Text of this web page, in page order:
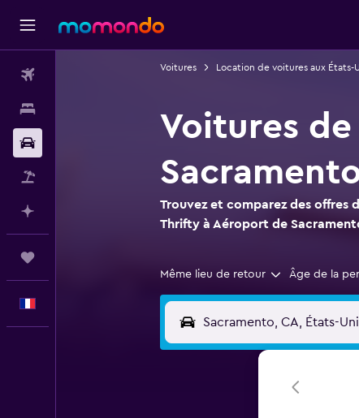
Voitures Location de voitures aux États-
Voitures
Trouvez et comparez des offres
Thrifty à Aéroport de
Même lieu de retour Âge de la